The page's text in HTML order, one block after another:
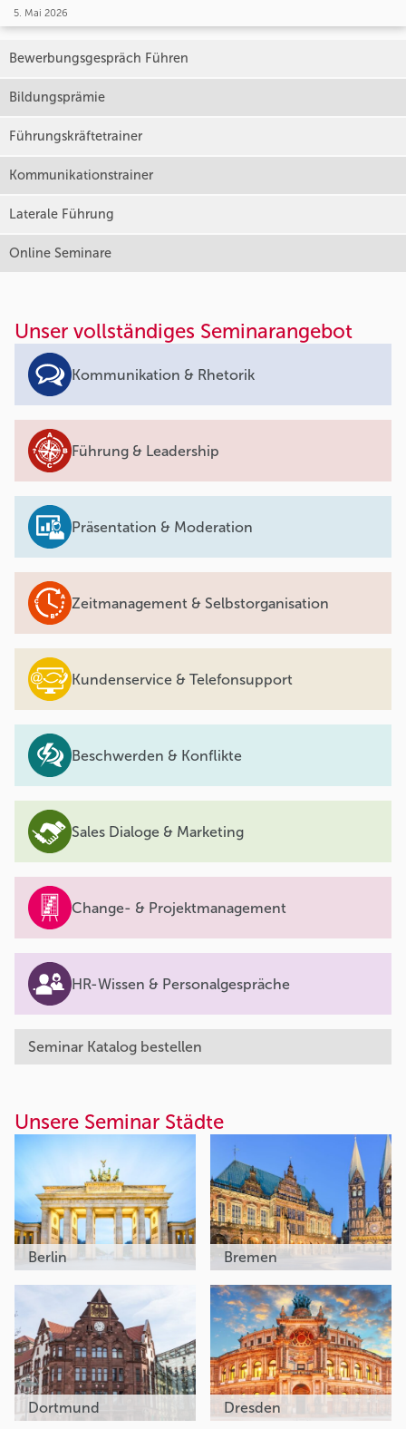
5. Mai 2026
Bewerbungsgespräch Führen
Bildungsprämie
Führungskräftetrainer
Kommunikationstrainer
Laterale Führung
Online Seminare
Unser vollständiges Seminarangebot
Kommunikation & Rhetorik
Führung & Leadership
Präsentation & Moderation
Zeitmanagement & Selbstorganisation
Kundenservice & Telefonsupport
Beschwerden & Konflikte
Sales Dialoge & Marketing
Change- & Projektmanagement
HR-Wissen & Personalgespräche
Seminar Katalog bestellen
Unsere Seminar Städte
Berlin Bremen
Dortmund Dresden